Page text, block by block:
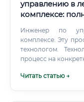
управлению в
комплексе:
Инженер по
комплексе. Эту
технологом.
процесс на
Читать статью →